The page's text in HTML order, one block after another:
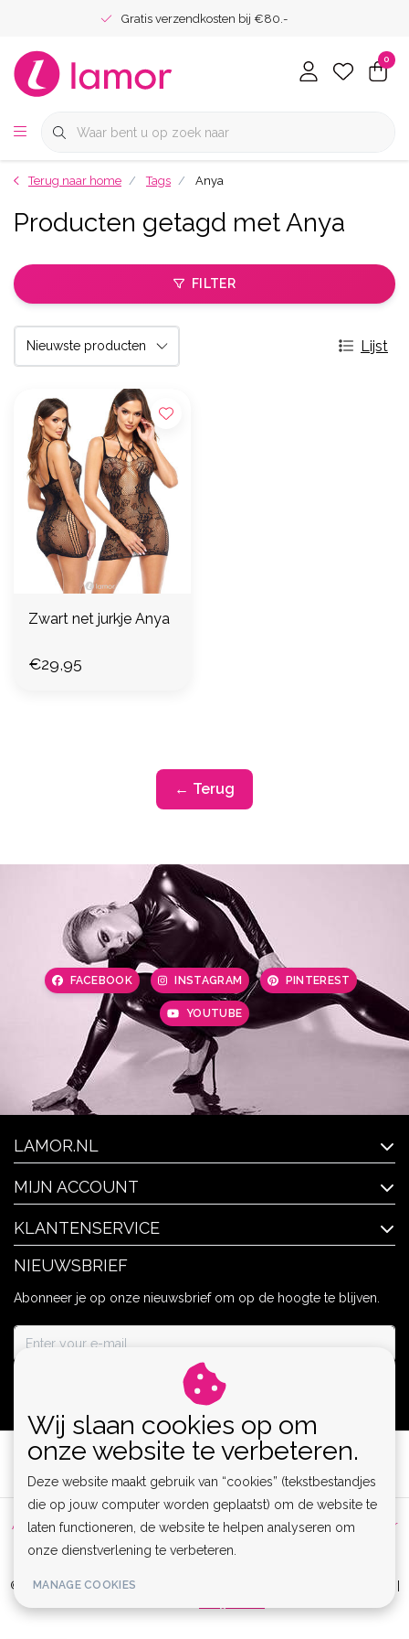
Gratis verzendkosten bij €80.-
0
Terug naar home Tags Anya
Producten getagd met Anya
FILTER
Lijst
Zwart net jurkje Anya
€29,95
← Terug
FACEBOOK INSTAGRAM PINTEREST
YOUTUBE
LAMOR.NL
MIJN ACCOUNT
KLANTENSERVICE
NIEUWSBRIEF
Abonneer je op onze nieuwsbrief om op de hoogte te blijven.
Algemene voorwaarden | Privacy Policy | Sitemap |
Disclaimer
RSS Feed
© Copyright 2026 - Lamor | Clubwear, Lingerie & Kinky Fashion XS-6XL |
Wij slaan cookies op om
onze website te verbeteren.
Deze website maakt gebruik van “cookies” (tekstbestandjes
die op jouw computer worden geplaatst) om de website te
laten functioneren, de website te helpen analyseren om
onze dienstverlening te verbeteren.
MANAGE COOKIES